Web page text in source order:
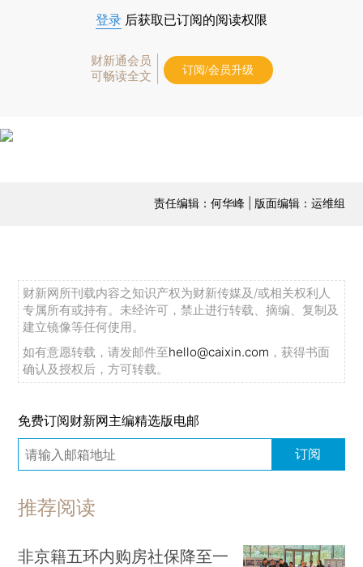
登录 后获取已订阅的阅读权限
财新通会员
可畅读全文
订阅/会员升级
责任编辑：何华峰 | 版面编辑：运维组
财新网所刊载内容之知识产权为财新传媒及/或相关权利人
专属所有或持有。未经许可，禁止进行转载、摘编、复制及
建立镜像等任何使用。
如有意愿转载，请发邮件至hello@caixin.com ，获得书面
确认及授权后，方可转载。
免费订阅财新网主编精选版电邮
订阅
推荐阅读
非京籍五环内购房社保降至一